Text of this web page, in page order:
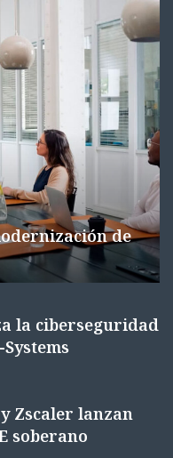
de
la ciberseguridad
Zscaler lanzan
soberano